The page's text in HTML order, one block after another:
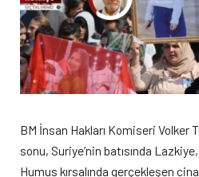
BM İnsan Hakları Komiseri
sonu, Suriye’nin batısında
Humus kırsalında gerçekleşen